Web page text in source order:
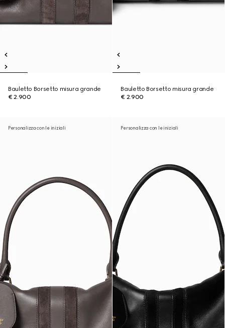
Bauletto Borsetto misura grande
€ 2.900
Bauletto Borsetto misura grande
€ 2.900
Personalizza con le iniziali Personalizza con le iniziali